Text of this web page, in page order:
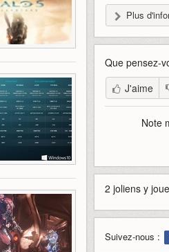
Plus
Que pensez-
J'aime
Note
2 joliens y
Suivez-nous :